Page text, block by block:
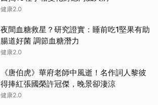
健康2.0
夜間血糖救星？研究證實：睡前吃1堅果有助
腸道好菌 調節血糖潛力
健康2.0
《唐伯虎》華府老師中風逝！名作詞人黎彼
得捧紅張國榮許冠傑，晚景卻淒涼
健康2.0